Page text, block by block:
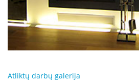
K
a
r
r
Atliktų darbų galerija